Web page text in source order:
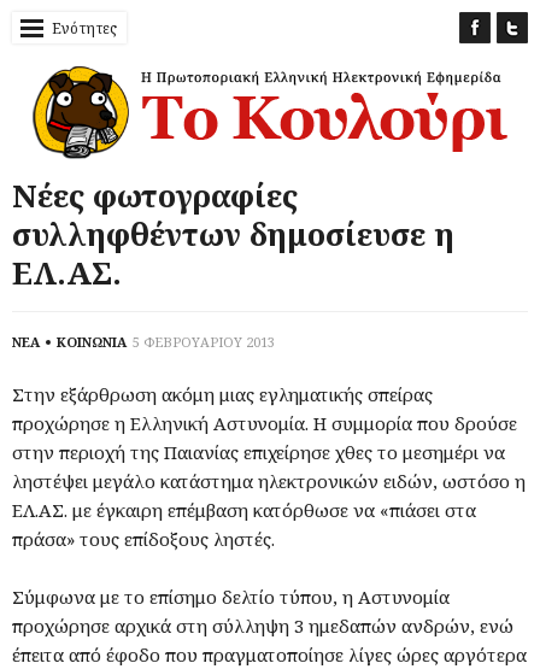
Ενότητες
Νέες φωτογραφίες
συλληφθέντων δημοσίευσε η
ΕΛ.ΑΣ.
ΝΕΑ ΚΟΙΝΩΝΙΑ 5 ΦΕΒΡΟΥΑΡΙΟΥ 2013
Στην εξάρθρωση ακόμη μιας εγληματικής σπείρας
προχώρησε η Ελληνική Αστυνομία. Η συμμορία που δρούσε
στην περιοχή της Παιανίας επιχείρησε χθες το μεσημέρι να
ληστέψει μεγάλο κατάστημα ηλεκτρονικών ειδών, ωστόσο η
ΕΛ.ΑΣ. με έγκαιρη επέμβαση κατόρθωσε να «πιάσει στα
πράσα» τους επίδοξους ληστές.
Σύμφωνα με το επίσημο δελτίο τύπου, η Αστυνομία
προχώρησε αρχικά στη σύλληψη 3 ημεδαπών ανδρών, ενώ
έπειτα από έφοδο που πραγματοποίησε λίγες ώρες αργότερα